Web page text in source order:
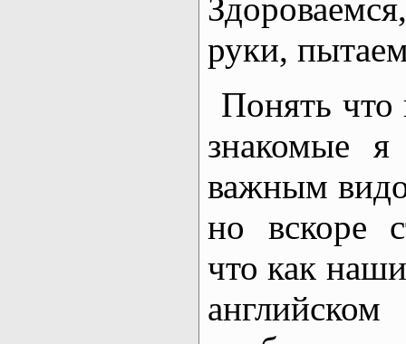
руки,
Понять
знакомые
важным
но вскоре
что как